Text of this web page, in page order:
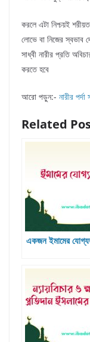
করলে এটা নিশ্চয়ই
লোভে বা নিজের স্বভাব
সাধ্বী নারীর প্রতি
করতে হবে
আরো পড়ুন:- নারীর
Related
একজন ইমামের